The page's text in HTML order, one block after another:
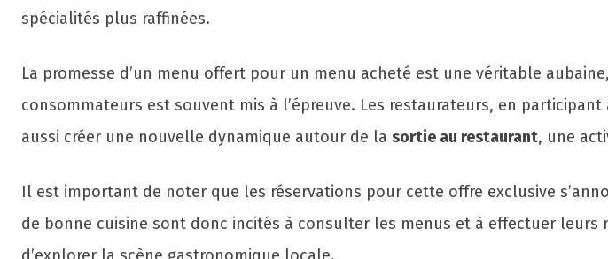
spécialités plus raffinées.
La promesse d’un menu offert pour un menu acheté est une véritable
consommateurs est souvent mis à l’épreuve. Les restaurateurs, en
aussi créer une nouvelle dynamique autour de la sortie au restaurant, une
Il est important de noter que les réservations pour cette offre exclusive
de bonne cuisine sont donc incités à consulter les menus et à effectuer